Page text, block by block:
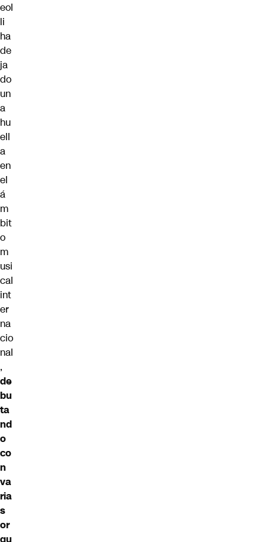
eol
li
ha
de
ja
do
un
a
hu
ell
a
en
el
á
m
bit
o
m
usi
cal
int
er
na
cio
nal
,
de
bu
ta
nd
o
co
n
va
ria
s
or